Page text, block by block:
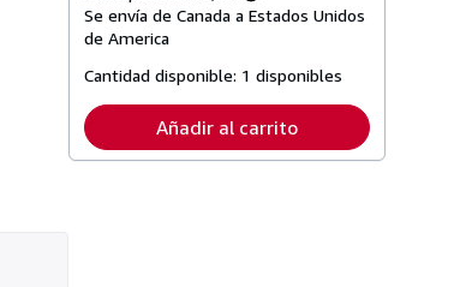
información
tarifas
envío
Se envía de Canada a Estados Unidos
de America
Cantidad disponible: 1 disponibles
Añadir al carrito